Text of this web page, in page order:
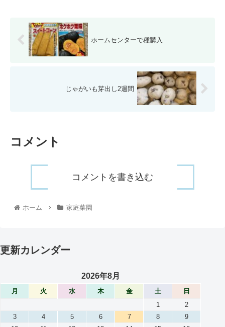
ホームセンターで種購入
じゃがいも芽出し2週間
コメント
コメントを書き込む
ホーム 家庭菜園
更新カレンダー
2026年8月
月 火 水 木 金 土
日
1
2
3
4 5 6 7 8
9